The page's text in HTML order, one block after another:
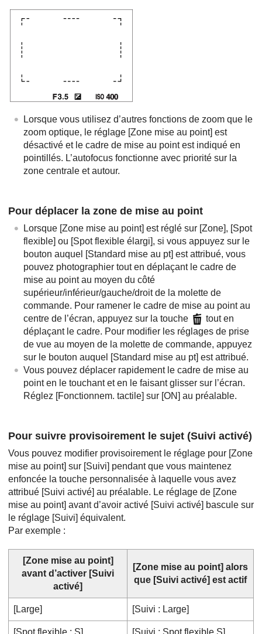
Lorsque vous utilisez d’autres fonctions de zoom que le
zoom optique, le réglage [Zone mise au point] est
désactivé et le cadre de mise au point est indiqué en
pointillés. L’autofocus fonctionne avec priorité sur la
zone centrale et autour.
Pour déplacer la zone de mise au point
Lorsque [Zone mise au point] est réglé sur [Zone], [Spot
flexible] ou [Spot flexible élargi], si vous appuyez sur le
bouton auquel [Standard mise au pt] est attribué, vous
pouvez photographier tout en déplaçant le cadre de
mise au point au moyen du côté
supérieur/inférieur/gauche/droit de la molette de
commande. Pour ramener le cadre de mise au point au
centre de l’écran, appuyez sur la touche
tout en
déplaçant le cadre. Pour modifier les réglages de prise
de vue au moyen de la molette de commande, appuyez
sur le bouton auquel [Standard mise au pt] est attribué.
Vous pouvez déplacer rapidement le cadre de mise au
point en le touchant et en le faisant glisser sur l’écran.
Réglez [Fonctionnem. tactile] sur [ON] au préalable.
Pour suivre provisoirement le sujet (Suivi activé)
Vous pouvez modifier provisoirement le réglage pour [Zone
mise au point] sur [Suivi] pendant que vous maintenez
enfoncée la touche personnalisée à laquelle vous avez
attribué [Suivi activé] au préalable. Le réglage de [Zone
mise au point] avant d’avoir activé [Suivi activé] bascule sur
le réglage [Suivi] équivalent.
Par exemple :
[Zone mise au point]
avant d’activer [Suivi
activé]
[Zone mise au point] alors
que [Suivi activé] est actif
[Large] [Suivi : Large]
[Spot flexible : S] [Suivi : Spot flexible S]